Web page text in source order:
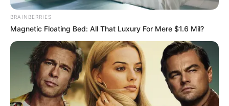
BRAINBERRIES
Magnetic Floating Bed: All That Luxury For Mere $1.6 Mil?